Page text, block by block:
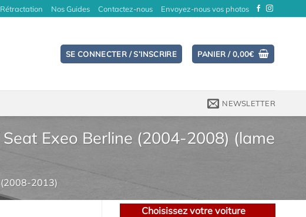
Rétractation Nos Guides Contactez-nous Envoyez-nous vos photos
SE CONNECTER / S’INSCRIRE PANIER /0,00€
NEWSLETTER
Exeo Berline (2004-2008) (lame
(2008-2013)
Choisissez votre voiture